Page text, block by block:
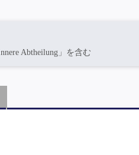
Abtheilung」を含む